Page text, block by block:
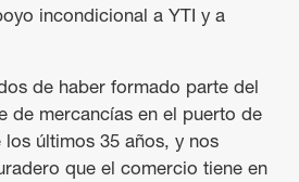
incondicional a YTI y a
de haber formado parte del
de mercancías en el puerto de
los últimos 35 años, y nos
que el comercio tiene en